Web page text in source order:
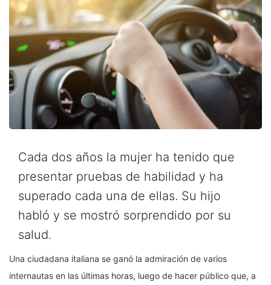
Cada dos años la mujer ha tenido que
presentar pruebas de habilidad y ha
superado cada una de ellas. Su hijo
habló y se mostró sorprendido por su
salud.
Una ciudadana italiana se ganó la admiración de varios
internautas en las últimas horas, luego de hacer público que, a